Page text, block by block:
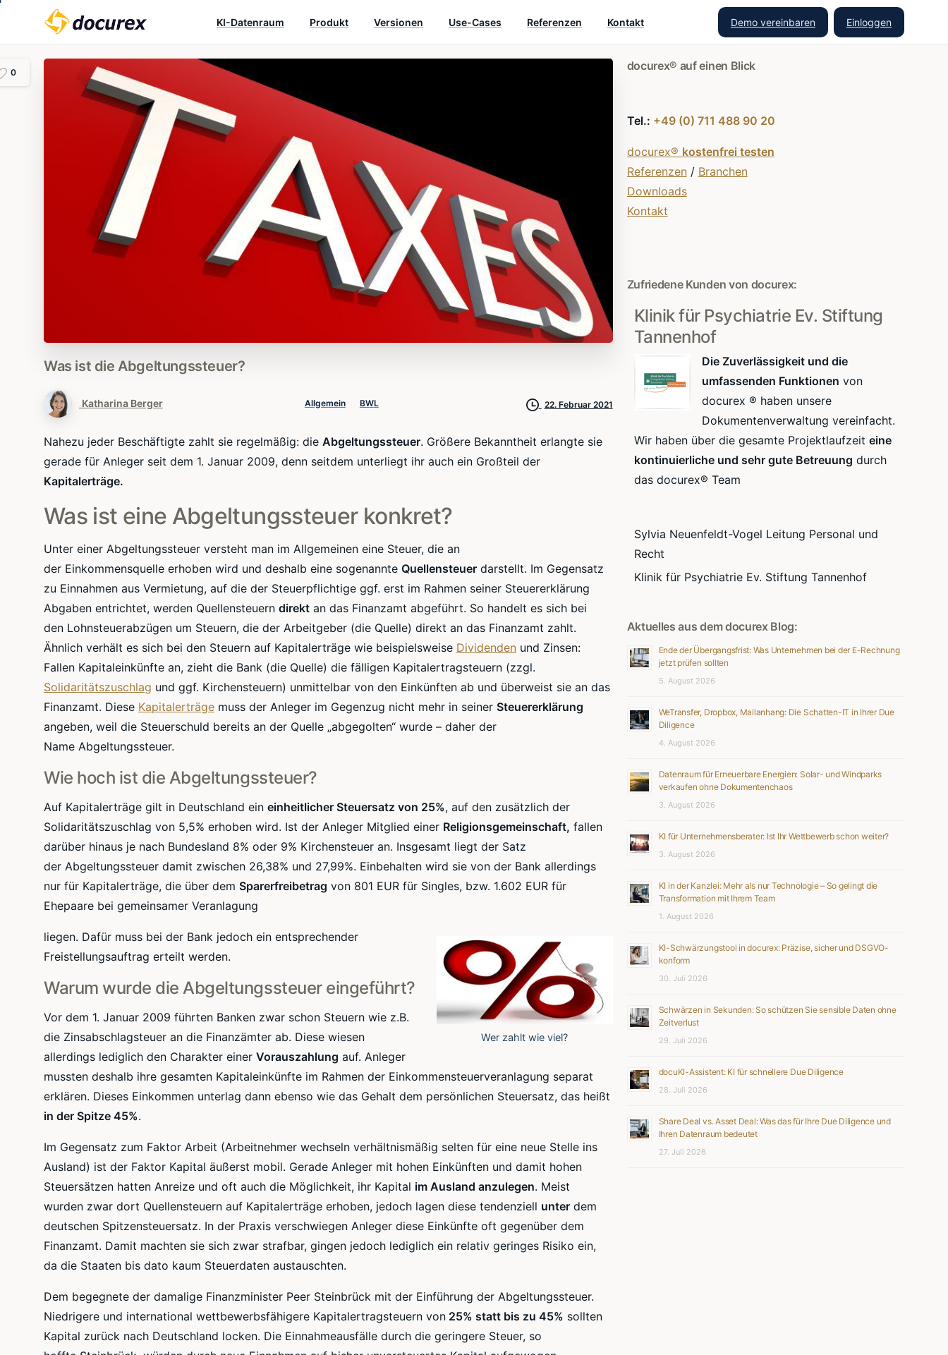
KI-Datenraum Produkt Versionen Use-Cases Referenzen Kontakt Demo vereinbaren Einloggen
Was ist die Abgeltungssteuer?
Katharina Berger Allgemein BWL 22. Februar 2021
Nahezu jeder Beschäftigte zahlt sie regelmäßig: die Abgeltungssteuer. Größere Bekanntheit erlangte sie
gerade für Anleger seit dem 1. Januar 2009, denn seitdem unterliegt ihr auch ein Großteil der
Kapitalerträge.
Was ist eine Abgeltungssteuer konkret?
Unter einer Abgeltungssteuer versteht man im Allgemeinen eine Steuer, die an
der Einkommensquelle erhoben wird und deshalb eine sogenannte Quellensteuer darstellt. Im Gegensatz
zu Einnahmen aus Vermietung, auf die der Steuerpflichtige ggf. erst im Rahmen seiner Steuererklärung
Abgaben entrichtet, werden Quellensteuern direkt an das Finanzamt abgeführt. So handelt es sich bei
den Lohnsteuerabzügen um Steuern, die der Arbeitgeber (die Quelle) direkt an das Finanzamt zahlt.
Ähnlich verhält es sich bei den Steuern auf Kapitalerträge wie beispielsweise Dividenden und Zinsen:
Fallen Kapitaleinkünfte an, zieht die Bank (die Quelle) die fälligen Kapitalertragsteuern (zzgl.
Solidaritätszuschlag und ggf. Kirchensteuern) unmittelbar von den Einkünften ab und überweist sie an das
Finanzamt. Diese Kapitalerträge muss der Anleger im Gegenzug nicht mehr in seiner Steuererklärung
angeben, weil die Steuerschuld bereits an der Quelle „abgegolten“ wurde – daher der
Name Abgeltungssteuer.
Wie hoch ist die Abgeltungssteuer?
Auf Kapitalerträge gilt in Deutschland ein einheitlicher Steuersatz von 25%, auf den zusätzlich der
Solidaritätszuschlag von 5,5% erhoben wird. Ist der Anleger Mitglied einer Religionsgemeinschaft, fallen
darüber hinaus je nach Bundesland 8% oder 9% Kirchensteuer an. Insgesamt liegt der Satz
der Abgeltungssteuer damit zwischen 26,38% und 27,99%. Einbehalten wird sie von der Bank allerdings
nur für Kapitalerträge, die über dem Sparerfreibetrag von 801 EUR für Singles, bzw. 1.602 EUR für
Ehepaare bei gemeinsamer Veranlagung
Wer zahlt wie viel?
liegen. Dafür muss bei der Bank jedoch ein entsprechender
Freistellungsauftrag erteilt werden.
Warum wurde die Abgeltungssteuer eingeführt?
Vor dem 1. Januar 2009 führten Banken zwar schon Steuern wie z.B.
die Zinsabschlagsteuer an die Finanzämter ab. Diese wiesen
allerdings lediglich den Charakter einer Vorauszahlung auf. Anleger
mussten deshalb ihre gesamten Kapitaleinkünfte im Rahmen der Einkommensteuerveranlagung separat
erklären. Dieses Einkommen unterlag dann ebenso wie das Gehalt dem persönlichen Steuersatz, das heißt
in der Spitze 45%.
Im Gegensatz zum Faktor Arbeit (Arbeitnehmer wechseln verhältnismäßig selten für eine neue Stelle ins
Ausland) ist der Faktor Kapital äußerst mobil. Gerade Anleger mit hohen Einkünften und damit hohen
Steuersätzen hatten Anreize und oft auch die Möglichkeit, ihr Kapital im Ausland anzulegen. Meist
wurden zwar dort Quellensteuern auf Kapitalerträge erhoben, jedoch lagen diese tendenziell unter dem
deutschen Spitzensteuersatz. In der Praxis verschwiegen Anleger diese Einkünfte oft gegenüber dem
Finanzamt. Damit machten sie sich zwar strafbar, gingen jedoch lediglich ein relativ geringes Risiko ein,
da die Staaten bis dato kaum Steuerdaten austauschten.
Dem begegnete der damalige Finanzminister Peer Steinbrück mit der Einführung der Abgeltungssteuer.
Niedrigere und international wettbewerbsfähigere Kapitalertragsteuern von 25% statt bis zu 45% sollten
Kapital zurück nach Deutschland locken. Die Einnahmeausfälle durch die geringere Steuer, so
0 docurex® auf einen Blick
Tel.: +49 (0) 711 488 90 20
docurex® kostenfrei testen
Referenzen / Branchen
Downloads
Kontakt
Zufriedene Kunden von docurex:
Klinik für Psychiatrie Ev. Stiftung
Tannenhof
Die Zuverlässigkeit und die
umfassenden Funktionen von
docurex ® haben unsere
Dokumentenverwaltung vereinfacht.
Wir haben über die gesamte Projektlaufzeit eine
kontinuierliche und sehr gute Betreuung durch
das docurex® Team
Sylvia Neuenfeldt-Vogel Leitung Personal und
Recht
Klinik für Psychiatrie Ev. Stiftung Tannenhof
Aktuelles aus dem docurex Blog:
Ende der Übergangsfrist: Was Unternehmen bei der E-Rechnung
jetzt prüfen sollten
5. August 2026
WeTransfer, Dropbox, Mailanhang: Die Schatten-IT in Ihrer Due
Diligence
4. August 2026
Datenraum für Erneuerbare Energien: Solar- und Windparks
verkaufen ohne Dokumentenchaos
3. August 2026
KI für Unternehmensberater: Ist Ihr Wettbewerb schon weiter?
3. August 2026
KI in der Kanzlei: Mehr als nur Technologie – So gelingt die
Transformation mit Ihrem Team
1. August 2026
KI-Schwärzungstool in docurex: Präzise, sicher und DSGVO-
konform
30. Juli 2026
Schwärzen in Sekunden: So schützen Sie sensible Daten ohne
Zeitverlust
29. Juli 2026
docuKI-Assistent: KI für schnellere Due Diligence
28. Juli 2026
Share Deal vs. Asset Deal: Was das für Ihre Due Diligence und
Ihren Datenraum bedeutet
27. Juli 2026